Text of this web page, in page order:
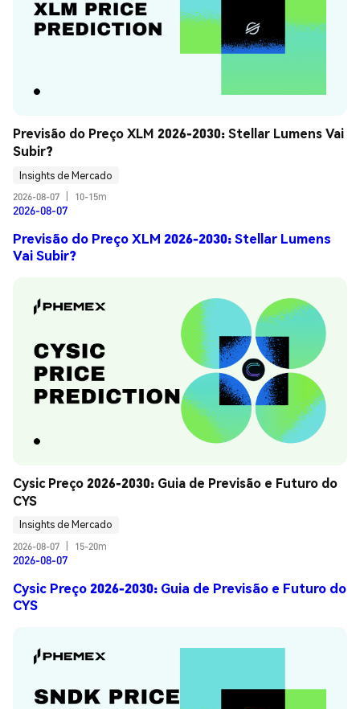
Previsão do Preço XLM 2026-2030: Stellar Lumens Vai
Subir?
Insights de Mercado
2026-08-07
10-15m
2026-08-07
Previsão do Preço XLM 2026-2030: Stellar Lumens
Vai Subir?
Cysic Preço 2026-2030: Guia de Previsão e Futuro do
CYS
Insights de Mercado
2026-08-07
15-20m
2026-08-07
Cysic Preço 2026-2030: Guia de Previsão e Futuro do
CYS